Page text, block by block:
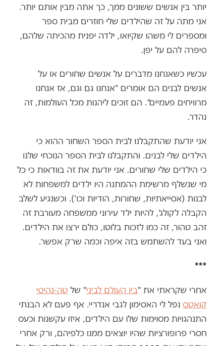
יותר בין אנשים ששונים ממך, כך אתה מבין אותם יותר.
אני מתה על זה שהילדים שלי חוזרים מבית ספר
ומספרים לי משהו שקיואו, ילדה יפנית מהכיתה שלהם,
סיפרה להם על יפן.
עכשיו כשאנחנו מדברים על אנשים שחורים או על
אנשים לבנים הם אומרים "אנחנו גם וגם, אז אנחנו
מרוויחים פעמיים". הם זוכים ליהנות מכל העולמות, זה
נהדר.
אני יודעת שהתקבלנו לבית הספר השחור ההוא כי
הילדים שלי לבנים. והתקבלנו לבית הספר הנוכחי שלנו
כי הילדים שלי שחורים. אני יודעת את זה בוודאות כי כל
מי שנשלף מרשימת ההמתנה היו ילדים למשפחות לא
לבנות (אסייאתיות, שחורות, הודיות וכו'). וכשנגיע לשלב
הקבלה לקולג', להיות ילד עירוני ממשפחה מעורבת זה
זהב טהור, זה כמו לזכות בלוטו, כולם ירצו את הילדים.
ואני בעד להשתמש בזה איפה וכמה שרק אפשר.
***
אחרי שקראתי את "בין העולם לביני" של טה-נהיסי
קואטס נפל לי האסימון לגבי אנדריי. אף פעם לא הבנתי
התנהגויות מסוימות שלו עם הילדים, איזו עקשנות וכעס
חסרי פרופורציות שהיו יוצאים ממנו כלפיהם, ורק אחרי